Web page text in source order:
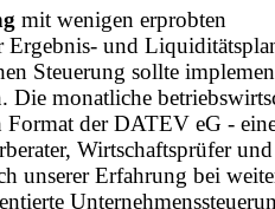
mit wenigen erprobten
Ergebnis- und
Steuerung sollte
Die monatliche
der DATEV eG -
Wirtschaftsprüfer und
unserer Erfahrung bei